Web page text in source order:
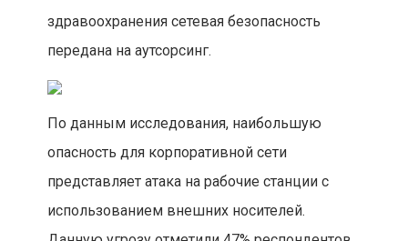
здравоохранения сетевая безопасность
передана на аутсорсинг.
По данным исследования, наибольшую
опасность для корпоративной сети
представляет атака на рабочие станции с
использованием внешних носителей.